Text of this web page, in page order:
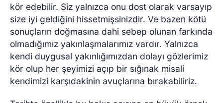
kör edebilir. Siz yalnızca onu dost olarak varsayıp
size iyi geldiğini hissetmişsinizdir. Ve bazen kötü
sonuçların doğmasına dahi sebep olunan farkında
olmadığımız yakınlaşmalarımız vardır. Yalnızca
kendi duygusal yakınlığımızdan dolayı gözlerimiz
kör olup her şeyimizi açıp bir sığınak misali
kendimizi karşıdakinin avuçlarına bırakabiliriz.